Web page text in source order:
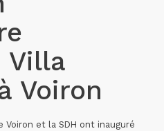
Villa
Voiron
Voiron et la SDH ont inauguré